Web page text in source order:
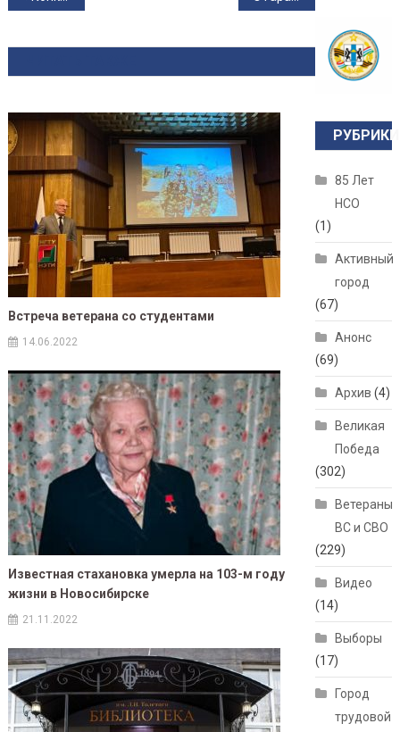
Встреча ветерана со студентами
14.06.2022
Известная стахановка умерла на 103-м году
жизни в Новосибирске
21.11.2022
РУБРИКИ
85 Лет
НСО
(1)
Активный
город
(67)
Анонс
(69)
Архив (4)
Великая
Победа
(302)
Ветераны
ВС и СВО
(229)
Видео
(14)
Выборы
(17)
Город
трудовой